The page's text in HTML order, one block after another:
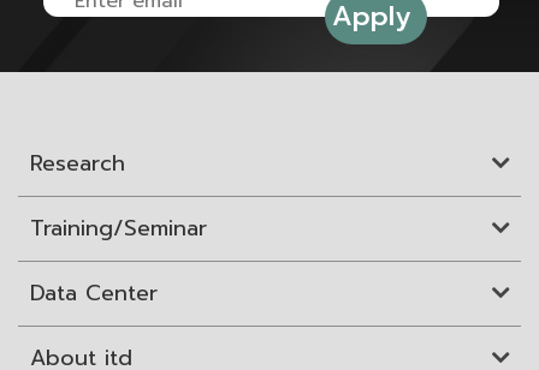
Research
Training/Seminar
Data Center
About itd